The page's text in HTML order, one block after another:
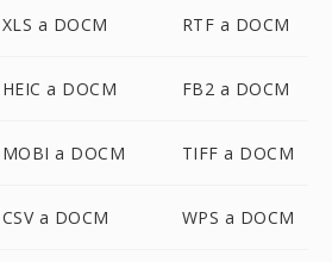
XLS a DOCM RTF a DOCM
HEIC a DOCM FB2 a DOCM
MOBI a DOCM TIFF a DOCM
CSV a DOCM WPS a DOCM